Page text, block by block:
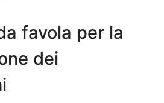
favola per la
dei